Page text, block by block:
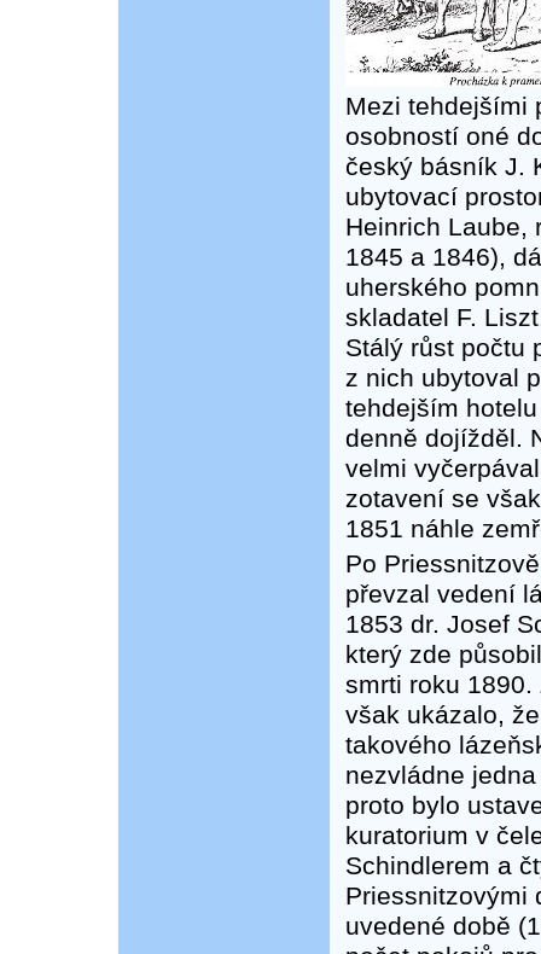
Mezi tehdejšími
osobností oné
český básník J.
ubytovací
Heinrich Laube,
1845 a 1846),
uherského
skladatel F.
Stálý růst počtu
z nich ubytoval
tehdejším
denně dojížděl.
velmi
zotavení se
1851 náhle
Po
převzal vedení
1853 dr. Josef
který zde
smrti roku 1890.
však ukázalo,
takového
nezvládne
proto bylo
kuratorium v
Schindlerem a
Priessnitzovými
uvedené době